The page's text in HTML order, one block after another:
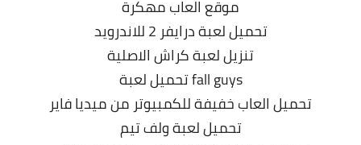
موقع العاب مهكرة
تحميل لعبة درايفر 2 للاندرويد
تنزيل لعبة كراش الاصلية
fall guys تحميل لعبة
تحميل العاب خفيفة للكمبيوتر من ميديا فاير
تحميل لعبة ولف تيم